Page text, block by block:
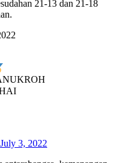
21-13 dan 21-18
July 3, 2022